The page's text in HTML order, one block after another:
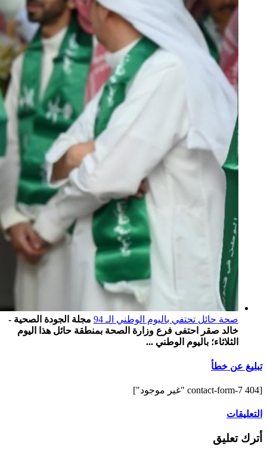
صحة حائل تحتفي باليوم الوطني الـ 94
مجلة الجودة الصحية -
خالد صقر احتفى فرع وزارة الصحة بمنطقة حائل هذا اليوم
الثلاثاء؛ باليوم الوطني ...
تبليغ عن خطأ
[contact-form-7 404 "غير موجود"]
التعليقات
أترك تعليق